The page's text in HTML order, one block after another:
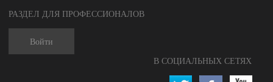
РАЗДЕЛ ДЛЯ ПРОФЕССИОНАЛОВ
Войти
В СОЦИАЛЬНЫХ СЕТЯХ